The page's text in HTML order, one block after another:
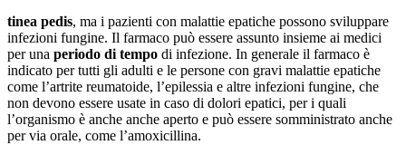
tinea pedis, ma i pazienti con malattie epatiche possono sviluppare
infezioni fungine. Il farmaco può essere assunto insieme ai medici
per una periodo di tempo di infezione. In generale il farmaco è
indicato per tutti gli adulti e le persone con gravi malattie epatiche
come l’artrite reumatoide, l’epilessia e altre infezioni fungine, che
non devono essere usate in caso di dolori epatici, per i quali
l’organismo è anche anche aperto e può essere somministrato anche
per via orale, come l’amoxicillina.